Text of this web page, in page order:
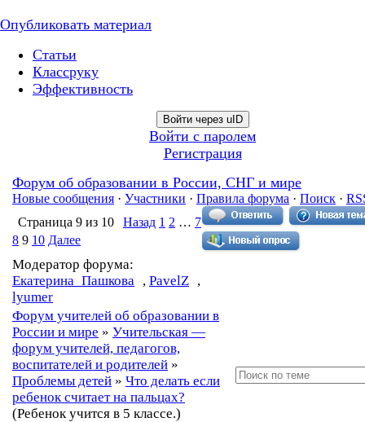
Опубликовать материал
Статьи
Классруку
Эффективность
Войти через uID
Войти с паролем
Регистрация
Форум об образовании в России, СНГ и мире
Новые сообщения · Участники · Правила форума · Поиск ·
Страница 9 из 10 Назад 1 2 … 7
8 9 10 Далее
Модератор форума:
Екатерина_Пашкова , PavelZ ,
lyumer
Форум учителей об образовании в
России и мире » Учительская —
форум учителей, педагогов,
воспитателей и родителей »
Проблемы детей » Что делать если
ребенок считает на пальцах?
(Ребенок учится в 5 классе.)